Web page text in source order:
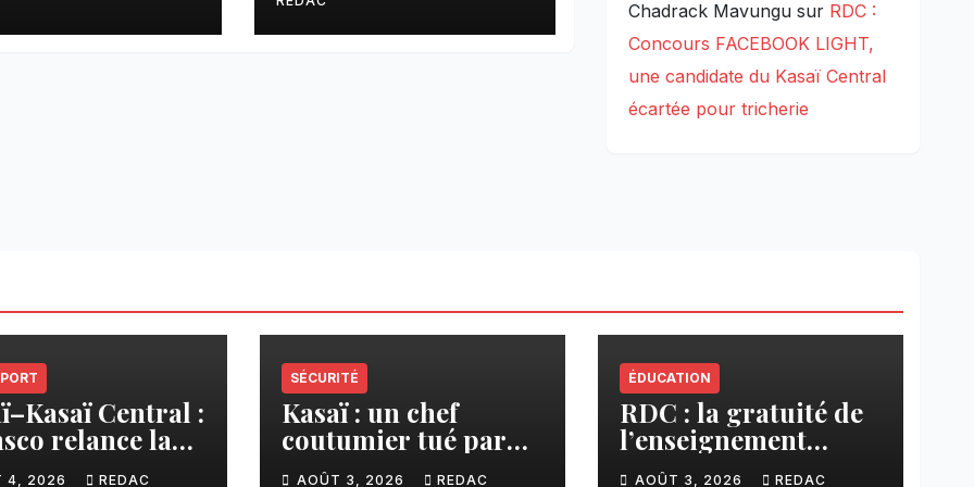
Chadrack Mavungusur RDC :
Concours FACEBOOK LIGHT,
une candidate du Kasaï Central
écartée pour tricherie
Central :
relance la
Tshikapa–
4, 2026 REDAC
SÉCURITÉ
Kasaï : un chef
coutumier tué par
balle par un policier
AOÛT 3, 2026 REDAC
ÉDUCATION
RDC : la gratuité de
l’enseignement
primaire, vision
AOÛT 3, 2026 REDAC